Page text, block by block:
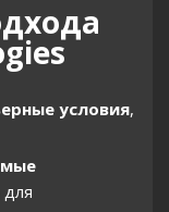
условия,